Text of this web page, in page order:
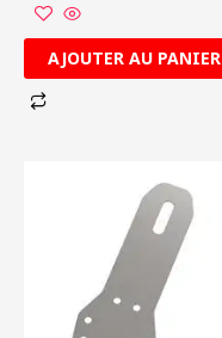
AJOUTER AU PANIER